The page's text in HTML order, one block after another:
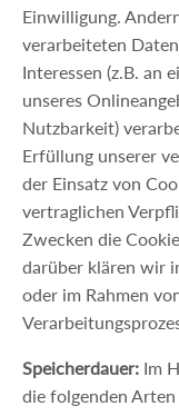
Einwilligung.
verarbeiteten
Interessen (z.B. an
unseres
Nutzbarkeit)
Erfüllung unserer
der Einsatz von
vertraglichen
Zwecken die
darüber klären wir
oder im Rahmen
Speicherdauer: Im
die folgenden